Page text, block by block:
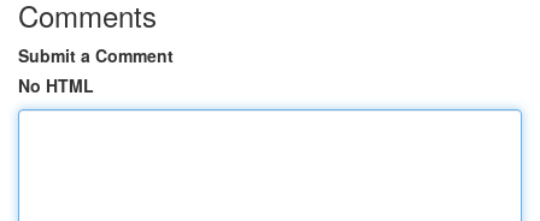
Comments
Submit a Comment
No HTML